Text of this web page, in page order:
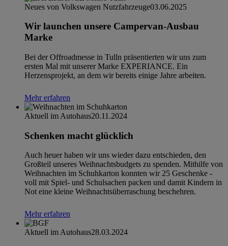
Neues von Volkswagen Nutzfahrzeuge03.06.2025
Wir launchen unsere Campervan-Ausbau
Marke
Bei der Offroadmesse in Tulln präsentierten wir uns zum
ersten Mal mit unserer Marke EXPERIANCE. Ein
Herzensprojekt, an dem wir bereits einige Jahre arbeiten.
Mehr erfahren
Aktuell im Autohaus20.11.2024
Schenken macht glücklich
Auch heuer haben wir uns wieder dazu entschieden, den
Großteil unseres Weihnachtsbudgets zu spenden. Mithilfe von
Weihnachten im Schuhkarton konnten wir 25 Geschenke -
voll mit Spiel- und Schulsachen packen und damit Kindern in
Not eine kleine Weihnachtsüberraschung beschehren.
Mehr erfahren
Aktuell im Autohaus28.03.2024